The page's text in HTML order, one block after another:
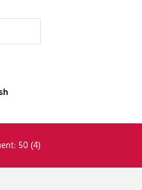
50 (4)